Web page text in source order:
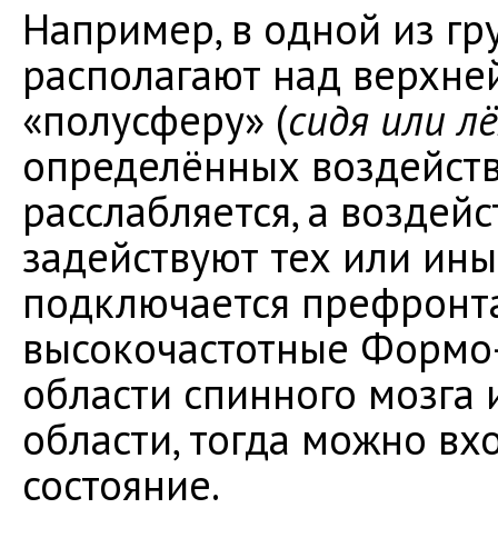
Например, в одной из
располагают над
«полусферу» (сидя или
определённых
расслабляется, а
задействуют тех или
подключается
высокочастотные
области спинного
области, тогда можно
состояние.